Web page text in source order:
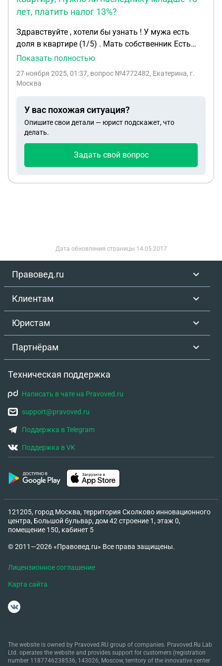
из 127 написанных в чеке. Еще есть вопрос, в
свидетельстве о ДТП в повреждениях записаны
только передний бампер и капот, должен ли я
платить за лишние детали в чеке?
лет, платить налог 13%?
Здравствуйте , хотели бы узнать ! У мужа есть
доля в квартире (1/5) . Мать собственник Есть
племянник , который по наследству от своей
пор 1/5 доли . Если собственник квартиры
получить деньги со своей 1/5 доли .
Показать полностью
27 ноября 2025, 01:37, вопрос №4772482, Екатерина, г.
Москва
У вас похожая ситуация?
Опишите свои детали — юрист подскажет, что
делать.
Задать свой вопрос
Дата обновления страницы 14.05.2017
Правовед.ru
Клиентам
Юристам
Партнёрам
Техническая поддержка
Написать в чате на Pravoved.ru
support@pravoved.ru
Поддержка в Telegram
Поддержка в VK
121205, город Москва, территория Сколково инновационного
центра, Большой бульвар, дом 42 строение 1, этаж 0,
помещение 150, кабинет 5
© 2011—2026 «Правовед.ru» Все права защищены.
Лицензионное соглашение
Карта сайта
The website is owned by Pravoved.RU group of companies. Pravoved.Ru Lab
Ltd. operates the website and provides support for customers (registration
number 1187746238536, 143026, Moscow, territory of the innovative center